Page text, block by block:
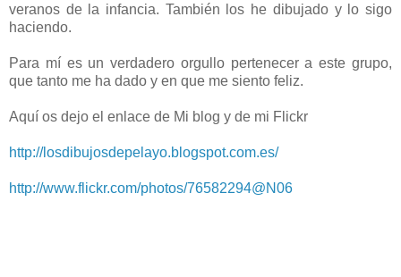
veranos de la infancia. También los he dibujado y lo sigo
haciendo.
Para mí es un verdadero orgullo pertenecer a este grupo,
que tanto me ha dado y en que me siento feliz.
Aquí os dejo el enlace de Mi blog y de mi Flickr
http://losdibujosdepelayo.blogspot.com.es/
http://www.flickr.com/photos/76582294@N06